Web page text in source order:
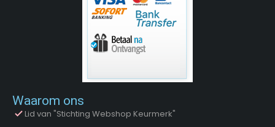
Waarom ons
Lid van "Stichting Webshop Keurmerk"